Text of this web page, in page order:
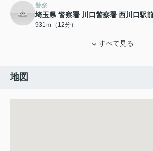
警察
埼玉県 警察署 川口警察署 西川口駅
931ｍ（12分）
すべて見る
地図